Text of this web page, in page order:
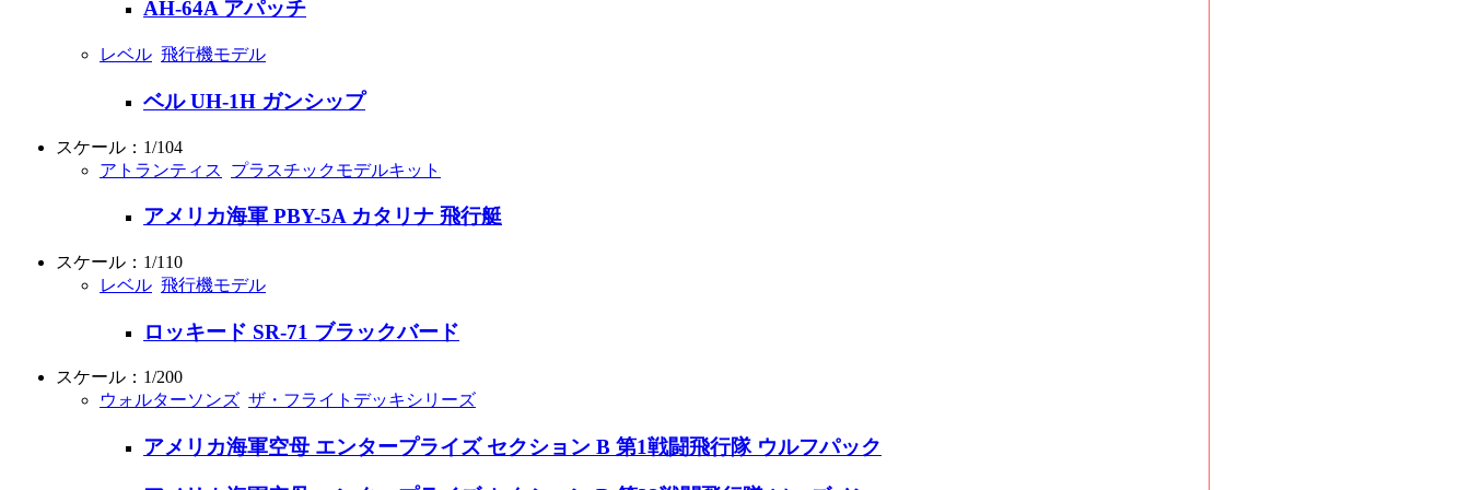
AH-64A アパッチ
レベル 飛行機モデル
ベル UH-1H ガンシップ
スケール：1/104
アトランティス
プラスチックモデルキット
アメリカ海軍 PBY-5A カタリナ 飛行艇
スケール：1/110
レベル 飛行機モデル
ロッキード SR-71 ブラックバード
スケール：1/200
ウォルターソンズ ザ・フライトデッキシリーズ
アメリカ海軍空母 エンタープライズ セクション B 第1戦闘飛行隊 ウルフパック